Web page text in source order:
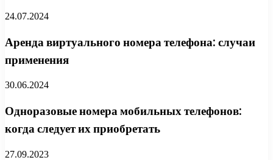
24.07.2024
Аренда виртуального номера телефона: случаи
применения
30.06.2024
Одноразовые номера мобильных телефонов:
когда следует их приобретать
27.09.2023